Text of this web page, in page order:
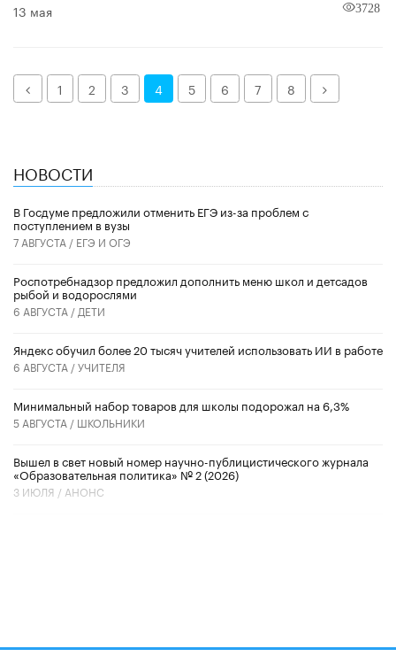
13 мая 3728
Назад1 2 3 4 5 6 7 8 Далее
НОВОСТИ
В Госдуме предложили отменить ЕГЭ из-за проблем с
поступлением в вузы
7 АВГУСТА / ЕГЭ И ОГЭ
Роспотребнадзор предложил дополнить меню школ и детсадов
рыбой и водорослями
6 АВГУСТА / ДЕТИ
​Яндекс обучил более 20 тысяч учителей использовать ИИ в работе
6 АВГУСТА /УЧИТЕЛЯ
Минимальный набор товаров для школы подорожал на 6,3%
5 АВГУСТА / ШКОЛЬНИКИ
Вышел в свет новый номер научно-публицистического журнала
«Образовательная политика» № 2 (2026)
3 ИЮЛЯ / АНОНС